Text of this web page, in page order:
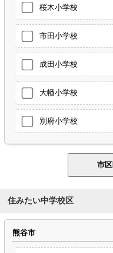
桜木小学校
市田小学校
成田小学校
大幡小学校
別府小学校
住みたい中学校区
熊谷市